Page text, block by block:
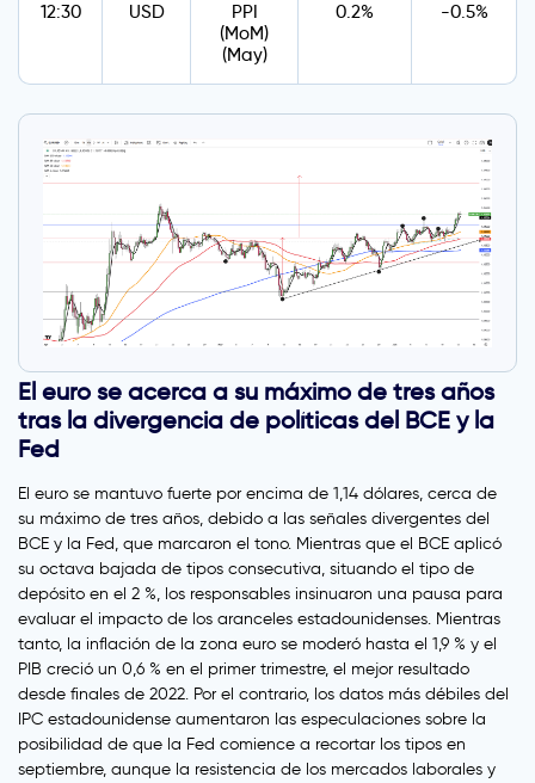
12:30 USD
PPI
(MoM)
(May)
0.2% -0.5%
El euro se acerca a su máximo de tres años
tras la divergencia de políticas del BCE y la
Fed
El euro se mantuvo fuerte por encima de 1,14 dólares, cerca de
su máximo de tres años, debido a las señales divergentes del
BCE y la Fed, que marcaron el tono. Mientras que el BCE aplicó
su octava bajada de tipos consecutiva, situando el tipo de
depósito en el 2 %, los responsables insinuaron una pausa para
evaluar el impacto de los aranceles estadounidenses. Mientras
tanto, la inflación de la zona euro se moderó hasta el 1,9 % y el
PIB creció un 0,6 % en el primer trimestre, el mejor resultado
desde finales de 2022. Por el contrario, los datos más débiles del
IPC estadounidense aumentaron las especulaciones sobre la
posibilidad de que la Fed comience a recortar los tipos en
septiembre, aunque la resistencia de los mercados laborales y